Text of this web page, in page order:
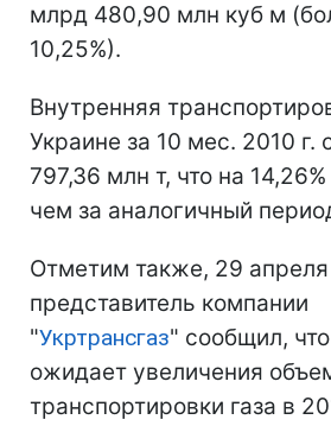
млрд 480,90 млн куб м
10,25%).
Внутренняя
Украине за 10 мес. 2010 г.
797,36 млн т, что на
чем за аналогичный
Отметим также, 29 апреля
представитель компании
"Укртрансгаз" сообщил,
ожидает увеличения
транспортировки газа в